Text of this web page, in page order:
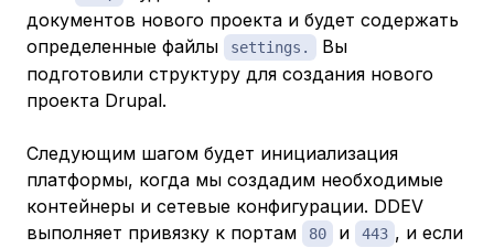
документов нового проекта и будет содержать
определенные файлы
settings.
Вы
подготовили структуру для создания нового
проекта Drupal.
Следующим шагом будет инициализация
платформы, когда мы создадим необходимые
контейнеры и сетевые конфигурации. DDEV
выполняет привязку к портам
80 и 443 , и если